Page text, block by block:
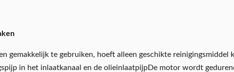
gemakkelijk te gebruiken, hoeft alleen geschikte reinigingsmiddel
in het inlaatkanaal en de olieinlaatpijpDe motor wordt